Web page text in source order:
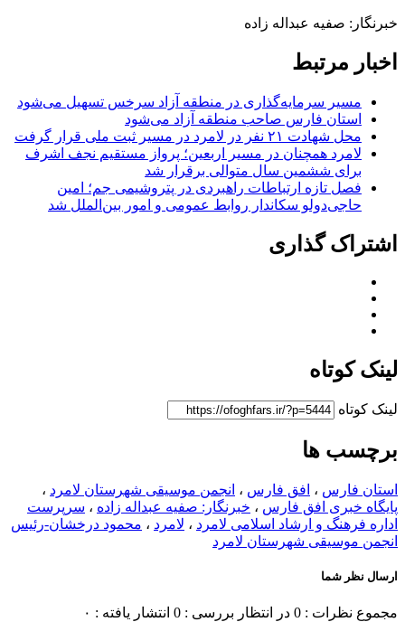
خبرنگار: صفیه عبداله زاده
اخبار مرتبط
مسیر سرمایه‌گذاری در منطقه آزاد سرخس تسهیل می‌شود
استان فارس صاحب منطقه آزاد می‌شود
محل شهادت ۲۱ نفر در لامرد در مسیر ثبت ملی قرار گرفت
لامرد همچنان در مسیر اربعین؛ پرواز مستقیم نجف اشرف
برای ششمین سال متوالی برقرار شد
فصل تازه ارتباطات راهبردی در پتروشیمی جم؛ امین
حاجی‌دولو سکاندار روابط عمومی و امور بین‌الملل شد
اشتراک گذاری
لینک کوتاه
لینک کوتاه
برچسب ها
استان فارس ، افق فارس ، انجمن موسیقی شهرستان لامرد ،
پایگاه خبری افق فارس ، خبرنگار: صفیه عبداله زاده ، سرپرست
اداره فرهنگ و ارشاد اسلامی لامرد ، لامرد ، محمود درخشان-رئیس
انجمن موسیقی شهرستان لامرد
ارسال نظر شما
مجموع نظرات : 0 در انتظار بررسی : 0 انتشار یافته : ۰